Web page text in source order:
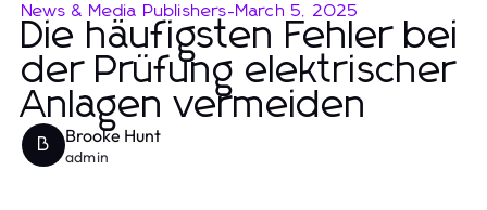
News & Media Publishers-March 5, 2025
Die häufigsten Fehler bei
der Prüfung elektrischer
Anlagen vermeiden
B Brooke Hunt
admin